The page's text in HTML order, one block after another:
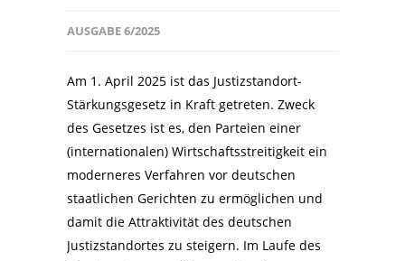
AUSGABE 6/2025
Am 1. April 2025 ist das Justizstandort-
Stärkungsgesetz in Kraft getreten. Zweck
des Gesetzes ist es, den Parteien einer
(internationalen) Wirtschaftsstreitigkeit ein
moderneres Verfahren vor deutschen
staatlichen Gerichten zu ermöglichen und
damit die Attraktivität des deutschen
Justizstandortes zu steigern. Im Laufe des